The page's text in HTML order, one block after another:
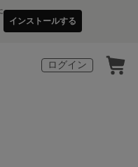
インストールする
ログイン